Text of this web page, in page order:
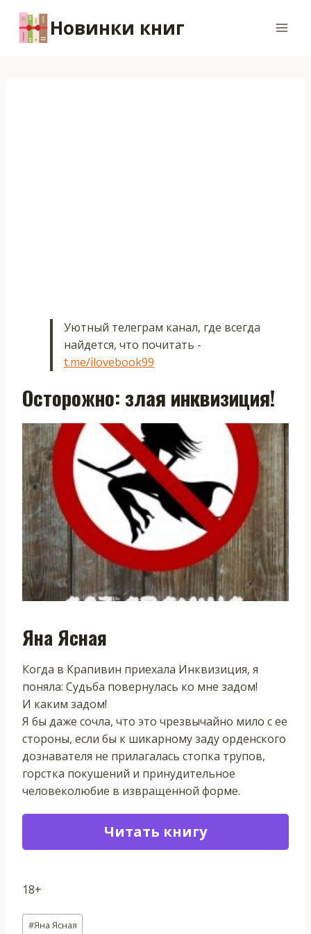
содержимому
Новинки книг
Уютный телеграм канал, где всегда
найдется, что почитать -
t.me/ilovebook99
Осторожно: злая инквизиция!
Яна Ясная
Когда в Крапивин приехала Инквизиция, я
поняла: Судьба повернулась ко мне задом!
И каким задом!
Я бы даже сочла, что это чрезвычайно мило с ее
стороны, если бы к шикарному заду орденского
дознавателя не прилагалась стопка трупов,
горстка покушений и принудительное
человеколюбие в извращенной форме.
Читать книгу
18+
Метки
#Яна Ясная